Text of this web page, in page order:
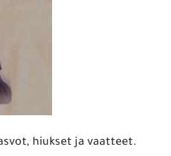
hiukset ja vaatteet.